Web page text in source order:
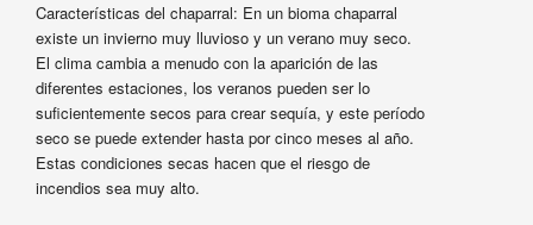
Características del chaparral: En un bioma chaparral
existe un invierno muy lluvioso y un verano muy seco.
El clima cambia a menudo con la aparición de las
diferentes estaciones, los veranos pueden ser lo
suficientemente secos para crear sequía, y este período
seco se puede extender hasta por cinco meses al año.
Estas condiciones secas hacen que el riesgo de
incendios sea muy alto.